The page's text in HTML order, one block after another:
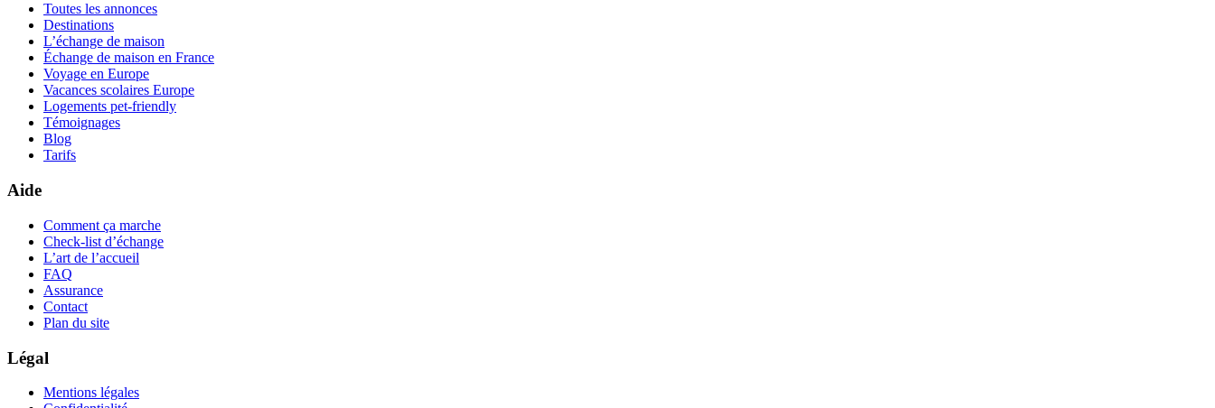
Toutes les annonces
Destinations
L’échange de maison
Échange de maison en France
Voyage en Europe
Vacances scolaires Europe
Logements pet-friendly
Témoignages
Blog
Tarifs
Aide
Comment ça marche
Check-list d’échange
L’art de l’accueil
FAQ
Assurance
Contact
Plan du site
Légal
Mentions légales